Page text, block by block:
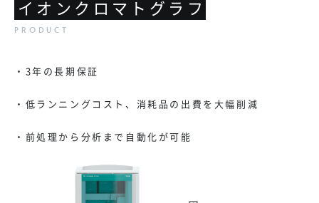
イオンクロマトグラフ
・3年の長期保証
・低ランニングコスト、消耗品の出費を大幅削減
・前処理から分析まで自動化が可能